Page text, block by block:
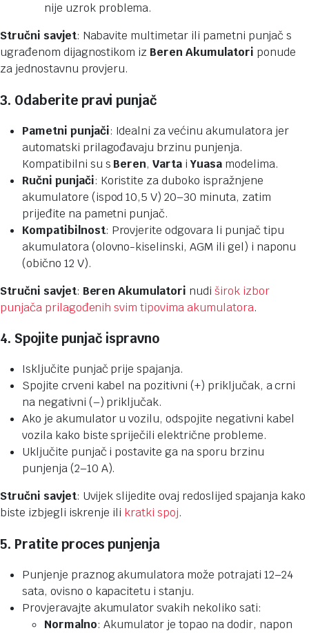
nije uzrok problema.
Stručni savjet: Nabavite multimetar ili pametni punjač s
ugrađenom dijagnostikom iz Beren Akumulatori ponude
za jednostavnu provjeru.
3. Odaberite pravi punjač
Pametni punjači: Idealni za većinu akumulatora jer
automatski prilagođavaju brzinu punjenja.
Kompatibilni su s Beren,Varta iYuasamodelima.
Ručni punjači: Koristite za duboko ispražnjene
akumulatore (ispod 10,5 V) 20–30 minuta, zatim
prijeđite na pametni punjač.
Kompatibilnost: Provjerite odgovara li punjač tipu
akumulatora (olovno-kiselinski, AGM ili gel) i naponu
(obično 12 V).
Stručni savjet: Beren Akumulatori nudi širok izbor
punjača prilagođenih svim tipovima akumulatora.
4. Spojite punjač ispravno
Isključite punjač prije spajanja.
Spojite crveni kabel na pozitivni (+) priključak, a crni
na negativni (–) priključak.
Ako je akumulator u vozilu, odspojite negativni kabel
vozila kako biste spriječili električne probleme.
Uključite punjač i postavite ga na sporu brzinu
punjenja (2–10 A).
Stručni savjet: Uvijek slijedite ovaj redoslijed spajanja kako
biste izbjegli iskrenje ili kratki spoj.
5. Pratite proces punjenja
Punjenje praznog akumulatora može potrajati 12–24
sata, ovisno o kapacitetu i stanju.
Provjeravajte akumulator svakih nekoliko sati:
Normalno: Akumulator je topao na dodir, napon